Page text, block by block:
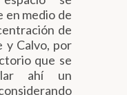
en medio de
de
y Calvo, por
que se
ahí un